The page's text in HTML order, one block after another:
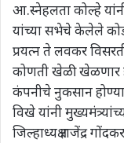
आ.स्नेहलता कोल्हे
यांच्या सभेचे केलेले
प्रयत्न ते लवकर
कोणती खेळी खेळणार
कंपनीचे नुकसान
विखे यांनी
जिल्हाध्यक्ष राजेंद्र